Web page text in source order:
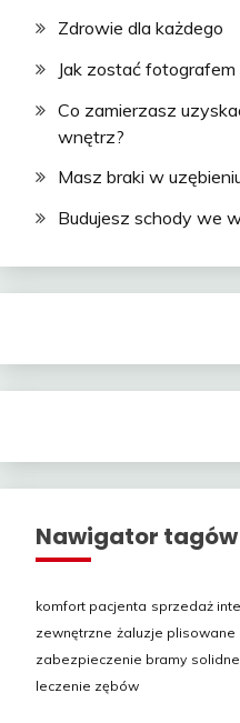
Zdrowie dla każdego
Jak zostać fotografem
Co zamierzasz
wnętrz?
Masz braki w
Budujesz schody we
Nawigator tagów
komfort pacjenta sprzedaż
zewnętrzne żaluzje plisowane
zabezpieczenie bramy
leczenie zębów